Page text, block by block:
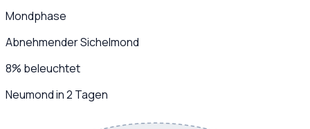
Mondphase
Abnehmender Sichelmond
8% beleuchtet
Neumond in 2 Tagen